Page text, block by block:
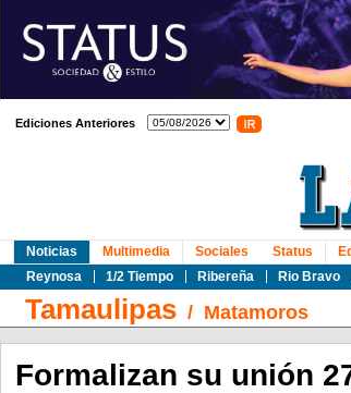
Ediciones Anteriores
Noticias
Reynosa
1/2 Tiempo Ribereña Rio Bravo
Multimedia Sociales Status
Tamaulipas/ Matamoros
Formalizan su unión